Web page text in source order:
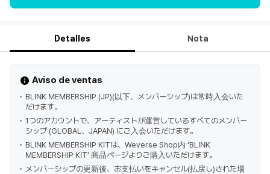
Detalles Nota
Aviso de ventas
BLINK MEMBERSHIP (JP)(以下、メンバーシップ)は常時入会いた
だけます。
1つのアカウントで、アーティストが運営しているすべてのメンバー
シップ (GLOBAL、JAPAN) にご入会いただけます。
BLINK MEMBERSHIP KITは、Weverse Shop内 ‘BLINK
MEMBERSHIP KIT’ 商品ページよりご購入いただけます。
メンバーシップの更新後、お支払いをキャンセル(払戻し)された場